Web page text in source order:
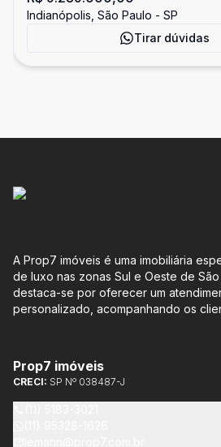
Indianópolis, São Paulo - SP
Tirar dúvidas
A Prop7 imóveis é uma imobiliária
de luxo nas zonas Sul e Oeste de
destaca-se por oferecer um
personalizado, acompanhando os
Lemann Imóveis, destaca-se o Isla by
Santo Amaro, que oferece
com opções de 3 ou 4 quartos e até 3
estão situados próximos ao Metrô e à
Prop7 imóveis
CRECI: SP Nº 038487-J